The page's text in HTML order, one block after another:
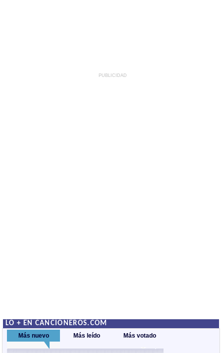
PUBLICIDAD
LO + EN CANCIONEROS.COM
Más nuevo Más leído Más votado